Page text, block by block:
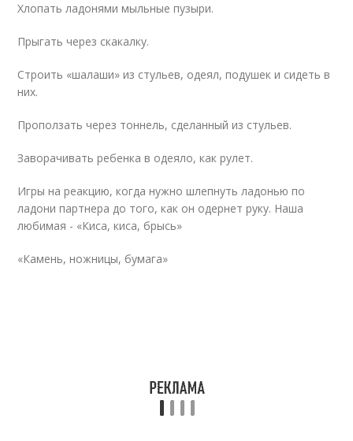
Хлопать ладонями мыльные пузыри.
Прыгать через скакалку.
Строить «шалаши» из стульев, одеял, подушек и сидеть в
них.
Проползать через тоннель, сделанный из стульев.
Заворачивать ребенка в одеяло, как рулет.
Игры на реакцию, когда нужно шлепнуть ладонью по
ладони партнера до того, как он одернет руку. Наша
любимая - «Киса, киса, брысь»
«Камень, ножницы, бумага»